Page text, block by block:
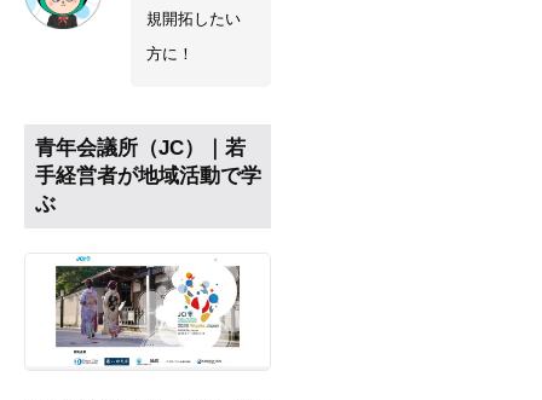
規開拓したい
方に！
青年会議所（JC）｜若
手経営者が地域活動で学
ぶ